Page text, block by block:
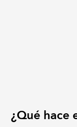
¿Qué hace